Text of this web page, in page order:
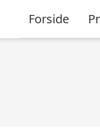
Forside